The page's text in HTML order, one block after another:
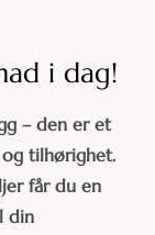
i dag!
– den er et
tilhørighet.
får du en
din